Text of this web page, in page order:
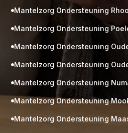
Gratis
 Mantelzorg Ondersteuning
 Mantelzorg Ondersteuning
 Mantelzorg Ondersteuning
 Mantelzorg Ondersteuning
 Mantelzorg Ondersteuning
 Mantelzorg Ondersteuning
 Mantelzorg Ondersteuning